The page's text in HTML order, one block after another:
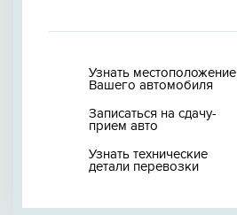
Узнать местоположение
Вашего автомобиля
Записаться на сдачу-
прием авто
Узнать технические
детали перевозки